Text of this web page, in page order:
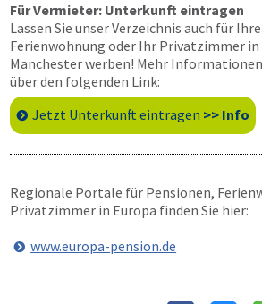
Für Vermieter: Unterkunft eintragen
Lassen Sie unser Verzeichnis auch für
Ferienwohnung oder Ihr Privatzimmer in
Manchester werben! Mehr
über den folgenden Link:
Jetzt Unterkunft eintragen >> Info
Regionale Portale für Pensionen,
Privatzimmer in Europa finden Sie hier:
www.europa-pension.de